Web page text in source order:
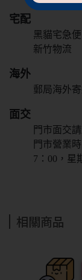
宅配
黑貓宅急便
新竹物流
海外
郵局海外
面交
門市面交
門市營業
7：00，星
相關商品